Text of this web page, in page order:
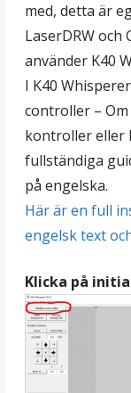
med, detta är
LaserDRW och
använder K40
I K40
controller –
kontroller eller
fullständiga
på engelska.
Här är en full
engelsk text
Klicka på